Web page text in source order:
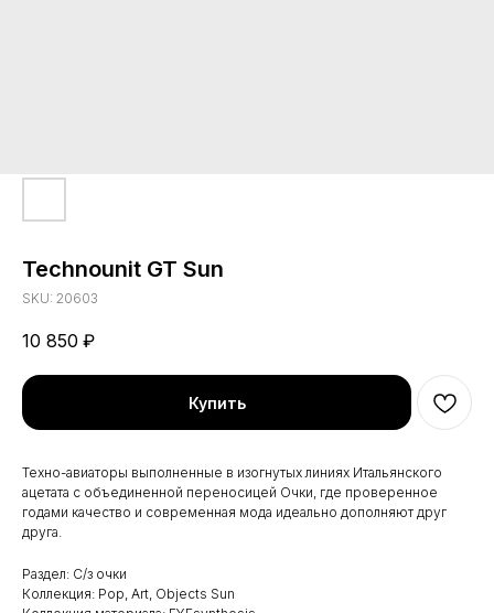
Technounit GT Sun
SKU: 20603
10 850 ₽
Купить
Техно-авиаторы выполненные в изогнутых линиях Итальянского
ацетата с объединенной переносицей Очки, где проверенное
годами качество и современная мода идеально дополняют друг
друга.
Раздел: С/з очки
Коллекция: Pop, Art, Objects Sun